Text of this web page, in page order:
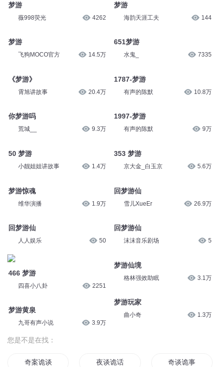
梦游
薇998荧光 4262
梦游
飞狗MOCO官方 14.5万
《梦游》
霄旭讲故事 20.4万
你梦游吗
荒城__ 9.3万
50 梦游
小靓姐姐讲故事 1.4万
梦游惊魂
维华演播 1.9万
回梦游仙
人人娱乐 50
466 梦游
四喜小八卦 2251
梦游黄泉
九哥有声小说 3.9万
梦游
海韵天涯工夫 144
651梦游
水鬼_ 7335
1787-梦游
有声的陈默 10.8万
1997-梦游
有声的陈默 9万
353 梦游
京大金_白玉京 5.6万
回梦游仙
雪儿XueEr 26.9万
回梦游仙
沫沫音乐剧场 5
梦游仙境
格林强效助眠 3.1万
梦游玩家
曲小奇 1.3万
您是不是在找：
奇案诡谈 夜谈诡话 奇谈诡事